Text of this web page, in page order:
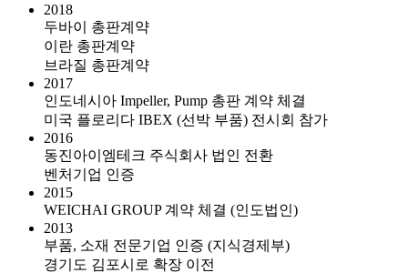
2018
두바이 총판계약
이란 총판계약
브라질 총판계약
2017
인도네시아 Impeller, Pump 총판 계약 체결
미국 플로리다 IBEX (선박 부품) 전시회 참가
2016
동진아이엠테크 주식회사 법인 전환
벤처기업 인증
2015
WEICHAI GROUP 계약 체결 (인도법인)
2013
부품, 소재 전문기업 인증 (지식경제부)
경기도 김포시로 확장 이전